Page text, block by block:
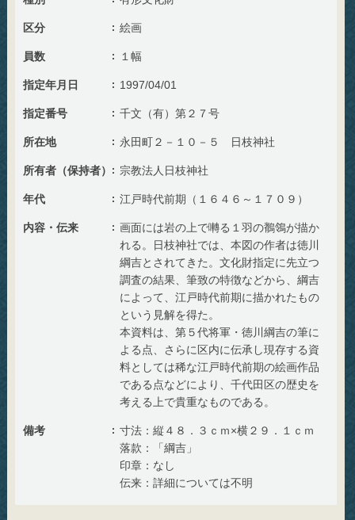
区分 絵画
員数 １幅
指定年月日 1997/04/01
指定番号 千文（有）第２７号
所在地 永田町２－１０－５ 日枝神社
所有者（保持者） 宗教法人日枝神社
年代 江戸時代前期（１６４６～１７０９）
内容・伝来
画面には岩の上で囀る１羽の鶺鴒が描か
れる。日枝神社では、本図の作者は徳川
綱吉とされてきた。文化財指定に先立つ
調査の結果、筆致の特徴などから、綱吉
によって、江戸時代前期に描かれたもの
という見解を得た。
本資料は、第５代将軍・徳川綱吉の筆に
よる点、さらに区内に伝承し現存する資
料としては稀な江戸時代前期の絵画作品
である点などにより、千代田区の歴史を
考える上で貴重なものである。
備考
寸法：縦４８．３ｃｍ×横２９．１ｃｍ
落款：「綱吉」
印章：なし
伝来：詳細については不明